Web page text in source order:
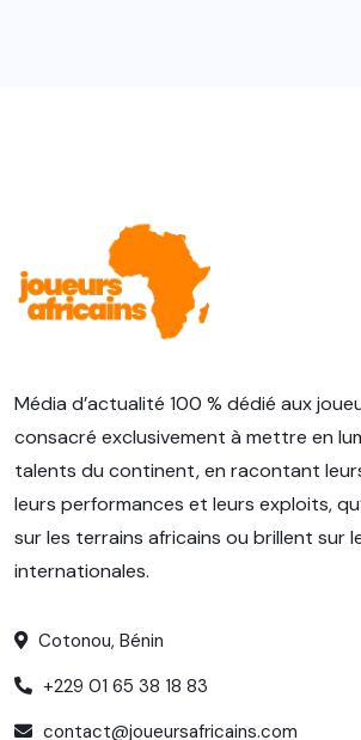
Média d’actualité 100 % dédié aux
consacré exclusivement à mettre en
talents du continent, en racontant
leurs performances et leurs exploits,
sur les terrains africains ou brillent sur
internationales.
Cotonou, Bénin
+229 01 65 38 18 83
contact@joueursafricains.com